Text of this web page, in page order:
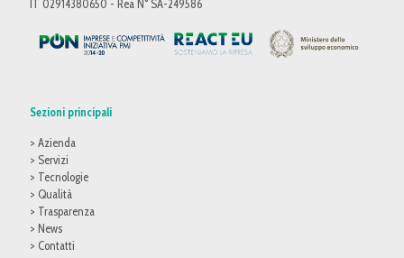
IT 02914380650 - Rea N° SA-249586
Sezioni principali
> Azienda
> Servizi
> Tecnologie
> Qualità
> Trasparenza
> News
> Contatti